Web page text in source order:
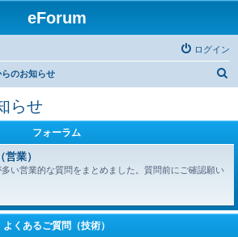
eForum
ログイン
のお知らせ
らせ
フォーラム
業）
い営業的な質問をまとめました。質問前にご確認願い
よくあるご質問（技術）